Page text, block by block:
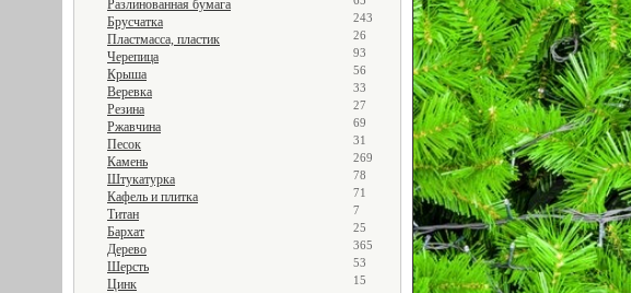
Разлинованная бумага
Брусчатка 243
Пластмасса, пластик 26
Черепица 93
Крыша 56
Веревка 33
Резина 27
Ржавчина 69
Песок 31
Камень 269
Штукатурка 78
Кафель и плитка 71
Титан 7
Бархат 25
Дерево 365
Шерсть 53
Цинк 15